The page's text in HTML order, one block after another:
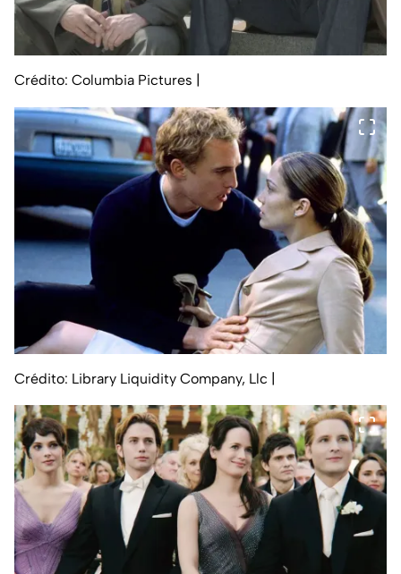
Crédito: Columbia Pictures |
Crédito: Library Liquidity Company, Llc |